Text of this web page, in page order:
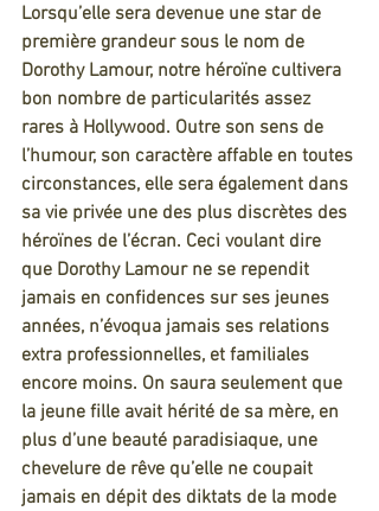
Lorsqu’elle sera devenue une star de
première grandeur sous le nom de
Dorothy Lamour, notre héroïne cultivera
bon nombre de particularités assez
rares à Hollywood. Outre son sens de
l’humour, son caractère affable en toutes
circonstances, elle sera également dans
sa vie privée une des plus discrètes des
héroïnes de l’écran. Ceci voulant dire
que Dorothy Lamour ne se rependit
jamais en confidences sur ses jeunes
années, n’évoqua jamais ses relations
extra professionnelles, et familiales
encore moins. On saura seulement que
la jeune fille avait hérité de sa mère, en
plus d’une beauté paradisiaque, une
chevelure de rêve qu’elle ne coupait
jamais en dépit des diktats de la mode